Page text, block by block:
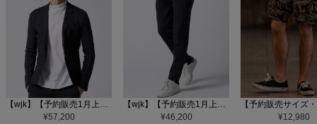
【wjk】【予約販売1月上旬～中旬入荷】function knit jacket(jacquard check) ニットジャケット(207 mw08j)
¥57,200
【wjk】【予約販売1月上旬～中旬入荷】function knit easy slacks(jacquard check) ニットイージーパンツ(504 mw08j)
¥46,200 ¥12,980